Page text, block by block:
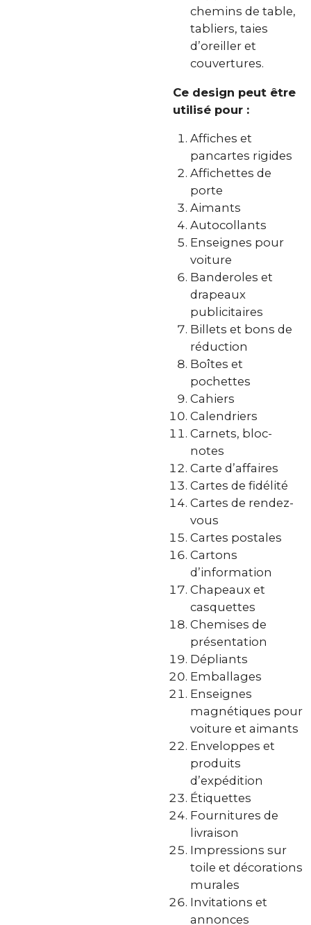
chemins de table,
tabliers, taies
d’oreiller et
couvertures.
Ce design peut être
utilisé pour :
Affiches et
pancartes rigides
Affichettes de
porte
Aimants
Autocollants
Enseignes pour
voiture
Banderoles et
drapeaux
publicitaires
Billets et bons de
réduction
Boîtes et
pochettes
Cahiers
Calendriers
Carnets, bloc-
notes
Carte d’affaires
Cartes de fidélité
Cartes de rendez-
vous
Cartes postales
Cartons
d’information
Chapeaux et
casquettes
Chemises de
présentation
Dépliants
Emballages
Enseignes
magnétiques pour
voiture et aimants
Enveloppes et
produits
d’expédition
Étiquettes
Fournitures de
livraison
Impressions sur
toile et décorations
murales
Invitations et
annonces